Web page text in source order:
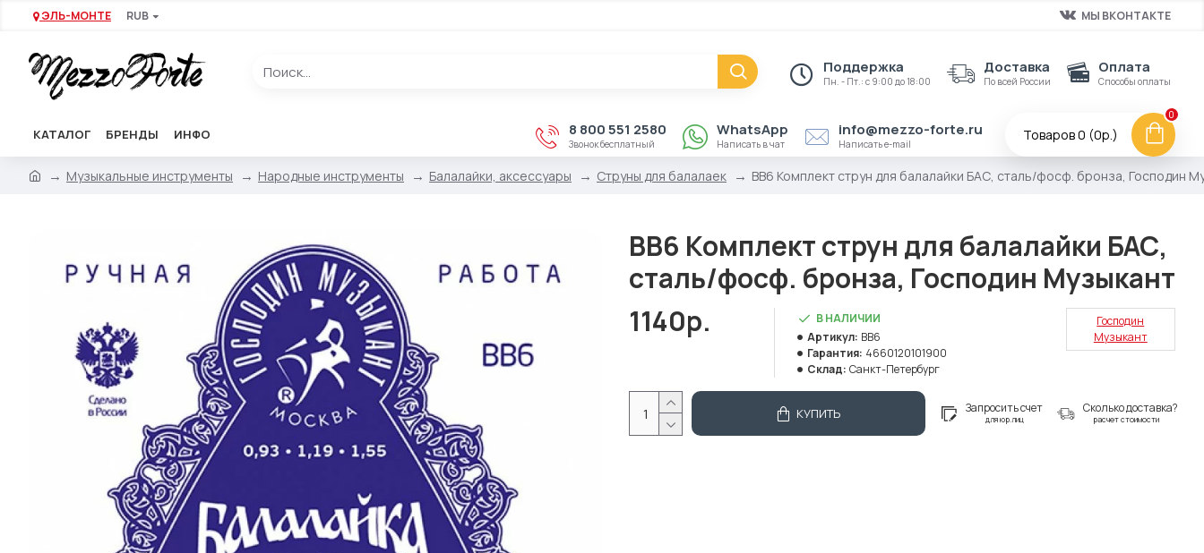
ЭЛЬ-МОНТЕ RUB МЫ ВКОНТАКТЕ
Поддержка
Пн. - Пт.: с 9:00 до 18:00
Доставка
По всей России
Оплата
Способы оплаты
КАТАЛОГ БРЕНДЫ ИНФО 8 800 551 2580
Звонок бесплатный
WhatsApp
Написать в чат
info@mezzo-forte.ru
Написать e-mail
Товаров 0 (0р.)
0
Музыкальные инструменты Народные инструменты Балалайки, аксессуары Струны для балалаек BB6 Комплект струн для балалайки БАС, сталь/фосф. бронза, Господин
BB6 Комплект струн для балалайки БАС,
сталь/фосф. бронза, Господин Музыкант
1140р.
В НАЛИЧИИ
Артикул: BB6
Гарантия: 4660120101900
Склад: Санкт-Петербург
Господин
Музыкант
КУПИТЬ Запросить счет
для юр.лиц
Сколько доставка?
расчет стоимости